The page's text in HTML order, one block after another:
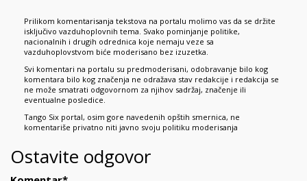
Prilikom komentarisanja tekstova na portalu molimo vas da se držite
isključivo vazduhoplovnih tema. Svako pominjanje politike,
nacionalnih i drugih odrednica koje nemaju veze sa
vazduhoplovstvom biće moderisano bez izuzetka.
Svi komentari na portalu su predmoderisani, odobravanje bilo kog
komentara bilo kog značenja ne odražava stav redakcije i redakcija se
ne može smatrati odgovornom za njihov sadržaj, značenje ili
eventualne posledice.
Tango Six portal, osim gore navedenih opštih smernica, ne
komentariše privatno niti javno svoju politiku moderisanja
Ostavite odgovor